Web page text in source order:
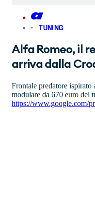
TUNING
Alfa Romeo, il
arriva dalla
Frontale predatore
modulare da 670 euro del
https://www.google.com/